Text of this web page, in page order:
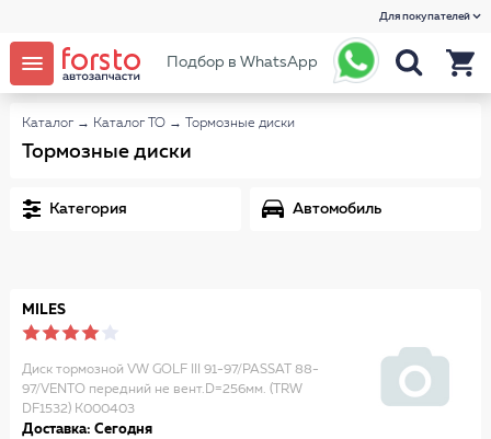
Для покупателей
Подбор в WhatsApp
Каталог → Каталог ТО → Тормозные диски
Тормозные диски
Категория Автомобиль
MILES
Диск тормозной VW GOLF III 91-97/PASSAT 88-
97/VENTO передний не вент.D=256мм. (TRW
DF1532) K000403
Доставка: Сегодня